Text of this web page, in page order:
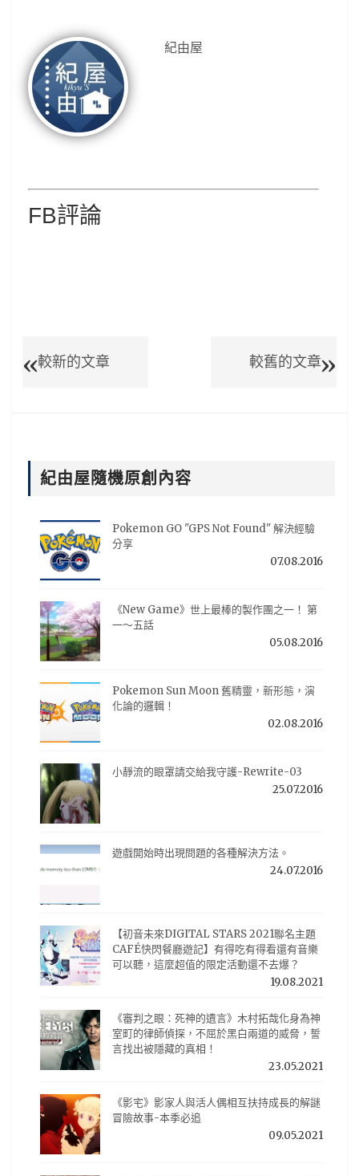
紀由屋
FB評論
較新的文章 較舊的文章
紀由屋隨機原創內容
Pokemon GO "GPS Not Found" 解決經驗
分享
07.08.2016
《New Game》世上最棒的製作團之一！ 第
一～五話
05.08.2016
Pokemon Sun Moon 舊精靈，新形態，演
化論的邏輯！
02.08.2016
小靜流的眼罩請交給我守護-Rewrite-03
25.07.2016
遊戲開始時出現問題的各種解決方法。
24.07.2016
【初音未來DIGITAL STARS 2021聯名主題
CAFÉ快閃餐廳遊記】有得吃有得看還有音樂
可以聽，這麼超值的限定活動還不去爆？
19.08.2021
《審判之眼：死神的遺言》木村拓哉化身為神
室町的律師偵探，不屈於黑白兩道的威脅，誓
言找出被隱藏的真相！
23.05.2021
《影宅》影家人與活人偶相互扶持成長的解謎
冒險故事-本季必追
09.05.2021